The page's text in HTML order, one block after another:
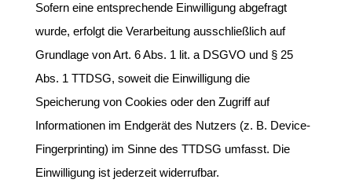
Sofern eine entsprechende Einwilligung abgefragt
wurde, erfolgt die Verarbeitung ausschließlich auf
Grundlage von Art. 6 Abs. 1 lit. a DSGVO und § 25
Abs. 1 TTDSG, soweit die Einwilligung die
Speicherung von Cookies oder den Zugriff auf
Informationen im Endgerät des Nutzers (z. B. Device-
Fingerprinting) im Sinne des TTDSG umfasst. Die
Einwilligung ist jederzeit widerrufbar.